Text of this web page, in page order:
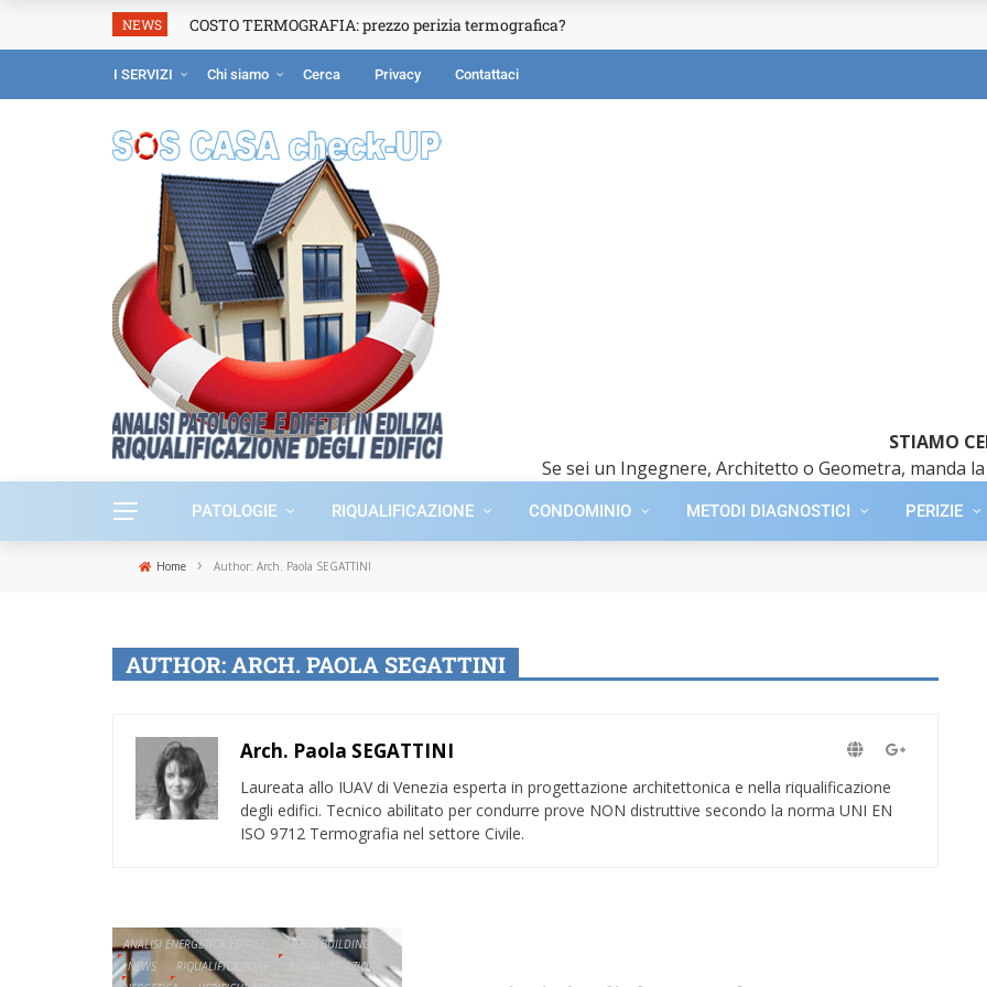
NEWS COSTO TERMOGRAFIA: prezzo perizia termografica?
I SERVIZI Chi siamo Cerca Privacy Contattaci
STIAMO
Se sei un Ingegnere, Architetto o Geometra, manda
PATOLOGIE RIQUALIFICAZIONE CONDOMINIO METODI DIAGNOSTICI PERIZIE
Home › Author: Arch. Paola SEGATTINI
AUTHOR: ARCH. PAOLA SEGATTINI
Arch. Paola SEGATTINI
Laureata allo IUAV di Venezia esperta in progettazione architettonica e nella riqualificazione
degli edifici. Tecnico abilitato per condurre prove NON distruttive secondo la norma UNI EN
ISO 9712 Termografia nel settore Civile.
ANALISI ENERGETICA EDIFICI
GREEN BUILDING
NEWS
RIQUALIFICAZIONE
RIQUALIFICAZIONE